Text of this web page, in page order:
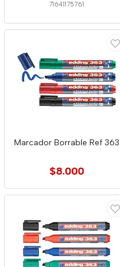
71641175761
Marcador Borrable Ref 363
$8.000